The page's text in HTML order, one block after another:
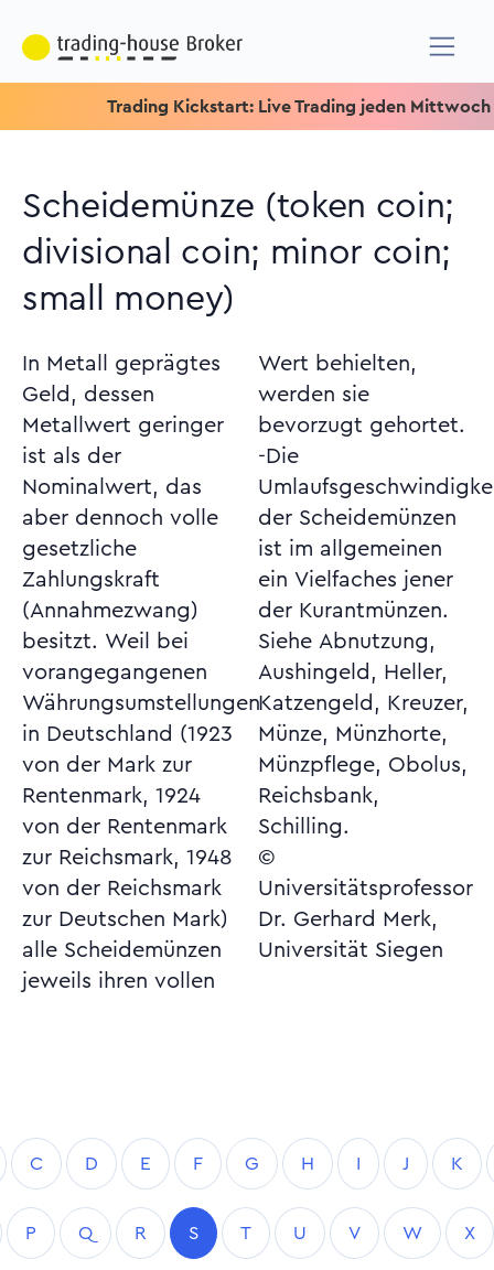
Trading Kickstart: Live Trading jeden Mittwoch um
Scheidemünze (token coin;
divisional coin; minor coin;
small money)
In Metall geprägtes
Geld, dessen
Metallwert geringer
ist als der
Nominalwert, das
aber dennoch volle
gesetzliche
Zahlungskraft
(Annahmezwang)
besitzt. Weil bei
vorangegangenen
Währungsumstellungen
in Deutschland (1923
von der Mark zur
Rentenmark, 1924
von der Rentenmark
zur Reichsmark, 1948
von der Reichsmark
zur Deutschen Mark)
alle Scheidemünzen
jeweils ihren vollen
Wert behielten,
werden sie
bevorzugt gehortet.
-Die
Umlaufsgeschwindigkeit
der Scheidemünzen
ist im allgemeinen
ein Vielfaches jener
der Kurantmünzen.
Siehe Abnutzung,
Aushingeld, Heller,
Katzengeld, Kreuzer,
Münze, Münzhorte,
Münzpflege, Obolus,
Reichsbank,
Schilling.
©
Universitätsprofessor
Dr. Gerhard Merk,
Universität Siegen
C D E F G H I J K
P Q R S T U V W X